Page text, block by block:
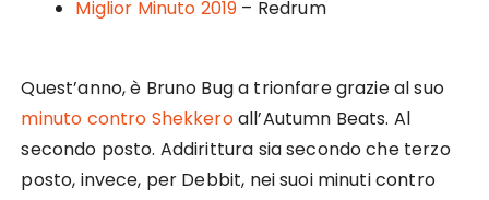
Miglior Minuto 2019 – Redrum
Quest’anno, è Bruno Bug a trionfare grazie al suo
minuto contro Shekkeroall’Autumn Beats. Al
secondo posto. Addirittura sia secondo che terzo
posto, invece, per Debbit, nei suoi minuti contro